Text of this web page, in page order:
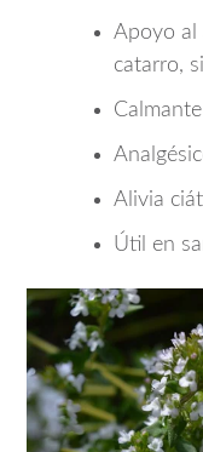
Apoyo al
catarro,
Alivia
Útil en